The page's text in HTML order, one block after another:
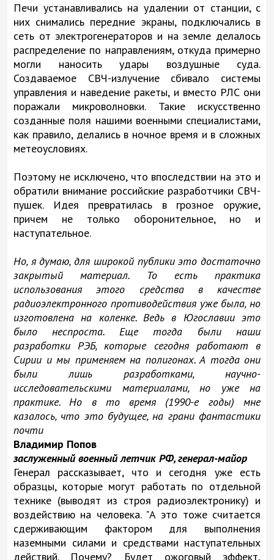
Печи устанавливались на удалении от станции, с
них снимались передние экраны, подключались в
сеть от электрогенераторов и на земле делалось
распределение по направлениям, откуда примерно
могли наносить удары воздушные суда.
Создаваемое СВЧ-излучение сбивало системы
управления и наведение ракеты, и вместо РЛС они
поражали микроволновки. Такие искусственно
созданные поля нашими военными специалистами,
как правило, делались в ночное время и в сложных
метеоусловиях.
Поэтому не исключено, что впоследствии на это и
обратили внимание российские разработчики СВЧ-
пушек. Идея превратилась в грозное оружие,
причем не только оборонительное, но и
наступательное.
Но, я думаю, для широкой публики это достаточно
закрытый материал. То есть практика
использования этого средства в качестве
радиоэлектронного противодействия уже была, но
изготовлена на коленке. Ведь в Югославии это
было неспроста. Еще тогда были наши
разработки РЭБ, которые сегодня работают в
Сирии и мы применяем на полигонах. А тогда они
были лишь разработками, научно-
исследовательскими материалами, но уже на
практике. Но в то время (1990-е годы) мне
казалось, что это будущее, на грани фантастики
почти
Владимир Попов
заслуженный военный летчик РФ, генерал-майор
Генерал рассказывает, что и сегодня уже есть
образцы, которые могут работать по отдельной
технике (выводят из строя радиоэлектронику) и
воздействию на человека. "А это тоже считается
сдерживающим фактором для выполнения
наземными силами и средствами наступательных
действий. Почему? Будет ожоговый эффект,